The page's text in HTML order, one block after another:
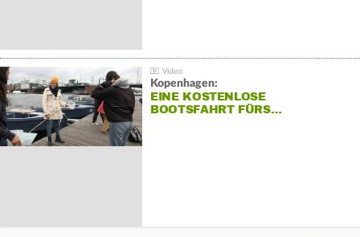
Kopenhagen:
EINE KOSTENLOSE
BOOTSFAHRT FÜRS…